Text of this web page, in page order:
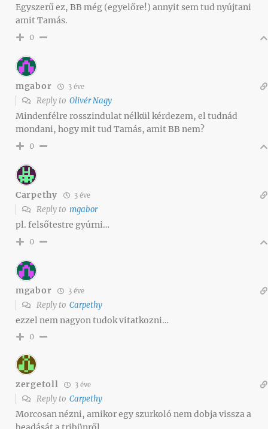
Egyszerű ez, BB még (egyelőre!) annyit sem tud nyújtani
amit Tamás.
0
mgabor 3 éve
Reply to Olivér Nagy
Mindenfélre rosszindulat nélkül kérdezem, el tudnád
mondani, hogy mit tud Tamás, amit BB nem?
0
Carpethy 3 éve
Reply to mgabor
pl. felsőtestre gyúrni…
0
mgabor 3 éve
Reply to Carpethy
ezzel nem nagyon tudok vitatkozni…
0
zergetoll 3 éve
Reply to Carpethy
Morcosan nézni, amikor egy szurkoló nem dobja vissza a